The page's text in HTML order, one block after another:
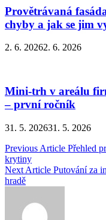
Provětrávaná
chyby a jak se jim
2. 6. 20262. 6. 2026
Mini-trh v areálu
– první ročník
31. 5. 202631. 5. 2026
Navigace
pro
příspěvek
Previous Article Přehled
krytiny
Next Article Putování za
hradě